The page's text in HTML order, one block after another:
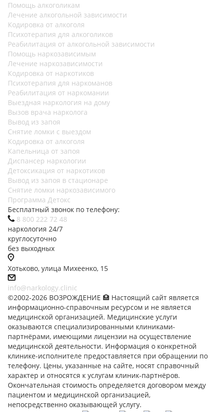
Помощь алкоголикам
Лечение алкогольной зависимости
Кодировка от алкоголя
Психотерапия для алкоголиков
Реабилитация от алкогольной зависимости
Помощь наркозависимым
Лечение наркозависимости
Кодировка от наркотиков
Психотерапия для наркоманов
Реабилитация от наркомании
Выездная наркология на дому
Вызов врача нарколога
Вывод из запоя
Снятие ломки с выездом
Кодировка от алкоголя
Капельница от запоя
Диспансер наркологии
Детоксикация от наркотиков
Вывод из запоя в стационаре
Снятие ломки наркозависимого
Программа Детокс
Бесплатный звонок по телефону:
8 800 222 72 48
наркология 24/7
круглосуточно
без выходных
Хотьково, улица Михеенко, 15
info@narkology.clinic
©2002-2026 ВОЗРОЖДЕНИЕ 🏥 Настоящий сайт является
информационно-справочным ресурсом и не является
медицинской организацией. Медицинские услуги
оказываются специализированными клиниками-
партнёрами, имеющими лицензии на осуществление
медицинской деятельности. Информация о конкретной
клинике-исполнителе предоставляется при обращении по
телефону. Цены, указанные на сайте, носят справочный
характер и относятся к услугам клиник-партнёров.
Окончательная стоимость определяется договором между
пациентом и медицинской организацией,
непосредственно оказывающей услугу.